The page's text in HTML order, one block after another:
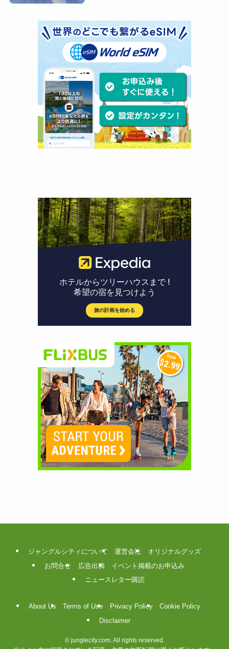
ジャングルシティについて 運営会社
オリジナルグッズ
お問合せ
広告出稿
イベント掲載のお申込み
ニュースレター購読
About Us Terms of Use Privacy Policy
Cookie Policy
Disclaimer
©junglecity.com. All rights reserved.